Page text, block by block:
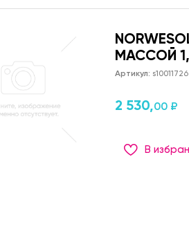
МАССОЙ
Артикул: s10011726
2 530,00 ₽
В